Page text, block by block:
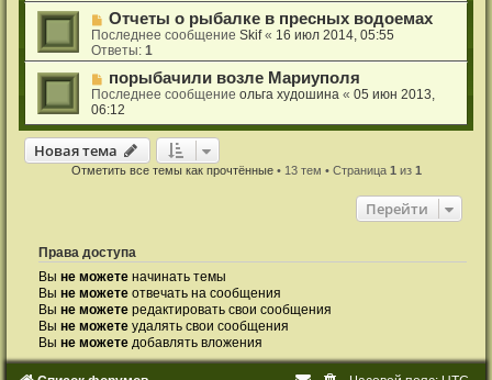
Отчеты о рыбалке в пресных водоемах
Последнее сообщениеSkif« 16 июл 2014, 05:55
Ответы:1
порыбачили возле Мариуполя
Последнее сообщениеольга худошина «05 июн 2013,
06:12
Новая тема
Новаятема
Отметить все темы как прочтённые• 13 тем • Страница 1 из 1
Перейти
Права доступа
Выне можете начинать темы
Выне можете отвечать на сообщения
Выне можете редактировать свои сообщения
Выне можете удалять свои сообщения
Выне можете добавлять вложения